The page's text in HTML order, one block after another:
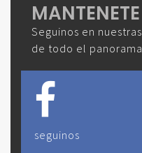
Seguinos en
de todo el
seguinos